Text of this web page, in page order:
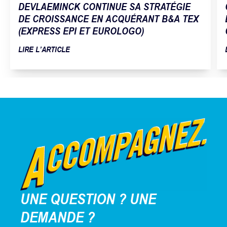
DEVLAEMINCK CONTINUE SA STRATÉGIE
DE CROISSANCE EN ACQUÉRANT B&A TEX
(EXPRESS EPI ET EUROLOGO)
LIRE L’ARTICLE
UNE QUESTION ? UNE
DEMANDE ?